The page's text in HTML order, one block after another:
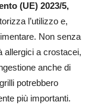
(UE) 2023/5,
l’utilizzo e,
Non senza
allergici a crostacei,
anche di
potrebbero
più importanti.